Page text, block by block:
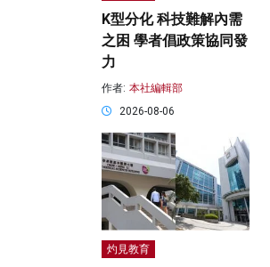
K型分化 科技難解內需
之困 學者倡政策協同發
力
作者: 本社編輯部
2026-08-06
灼見教育